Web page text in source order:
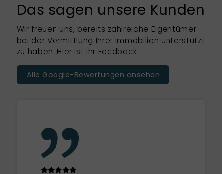
Das sagen unsere Kunden
Wir freuen uns, bereits zahlreiche Eigentümer
bei der Vermittlung Ihrer Immobilien unterstützt
zu haben. Hier ist ihr Feedback:
Alle Google-Bewertungen ansehen